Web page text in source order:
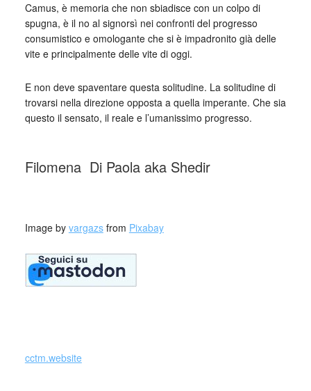
Camus, è memoria che non sbiadisce con un colpo di
spugna, è il no al signorsì nei confronti del progresso
consumistico e omologante che si è impadronito già delle
vite e principalmente delle vite di oggi.
E non deve spaventare questa solitudine. La solitudine di
trovarsi nella direzione opposta a quella imperante. Che sia
questo il sensato, il reale e l’umanissimo progresso.
Filomena Di Paola aka Shedir
Image by vargazsfrom Pixabay
cctm.website